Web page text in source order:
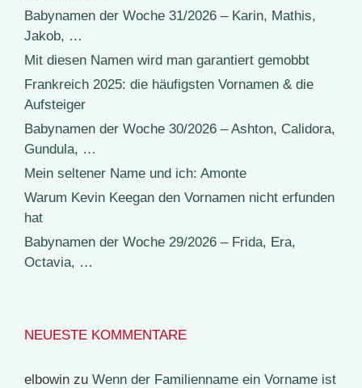
Babynamen der Woche 31/2026 – Karin, Mathis,
Jakob, …
Mit diesen Namen wird man garantiert gemobbt
Frankreich 2025: die häufigsten Vornamen & die
Aufsteiger
Babynamen der Woche 30/2026 – Ashton, Calidora,
Gundula, …
Mein seltener Name und ich: Amonte
Warum Kevin Keegan den Vornamen nicht erfunden
hat
Babynamen der Woche 29/2026 – Frida, Era,
Octavia, …
NEUESTE KOMMENTARE
elbowin zu Wenn der Familienname ein Vorname ist